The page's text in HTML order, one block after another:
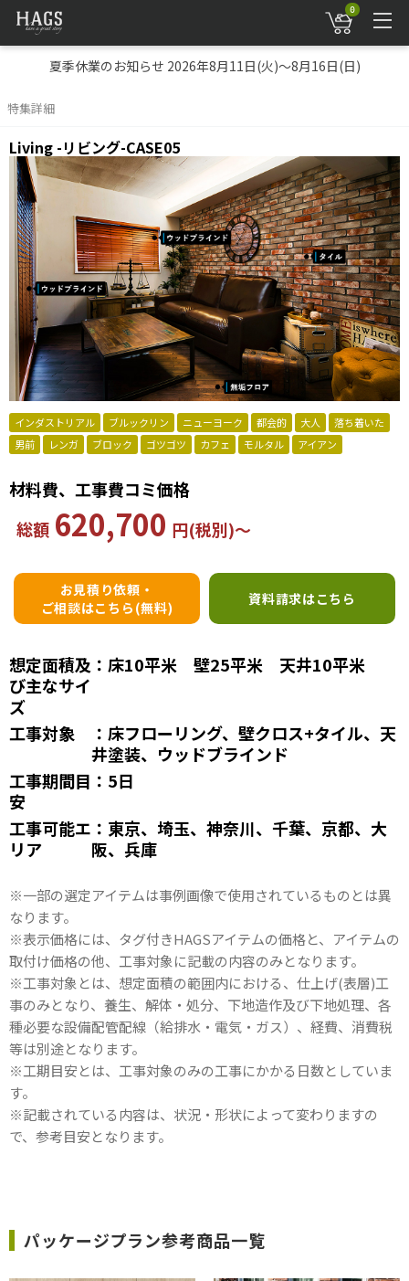
0
夏季休業のお知らせ 2026年8月11日(火)～8月16日(日)
特集詳細
Living -リビング-CASE05
インダストリアル ブルックリン ニューヨーク 都会的 大人
落ち着いた
男前
レンガ ブロック ゴツゴツ カフェ モルタル アイアン
材料費、工事費コミ価格
総額 620,700 円(税別)～
お見積り依頼・
ご相談はこちら(無料)
資料請求はこちら
想定面積及
び主なサイ
ズ
：床10平米 壁25平米 天井10平米
工事対象
：床フローリング、壁クロス+タイル、天
井塗装、ウッドブラインド
工事期間目
安
：5日
工事可能エ
リア
：東京、埼玉、神奈川、千葉、京都、大
阪、兵庫
※一部の選定アイテムは事例画像で使用されているものとは異
なります。
※表示価格には、タグ付きHAGSアイテムの価格と、アイテムの
取付け価格の他、工事対象に記載の内容のみとなります。
※工事対象とは、想定面積の範囲内における、仕上げ(表層)工
事のみとなり、養生、解体・処分、下地造作及び下地処理、各
種必要な設備配管配線（給排水・電気・ガス）、経費、消費税
等は別途となります。
※工期目安とは、工事対象のみの工事にかかる日数としていま
す。
※記載されている内容は、状況・形状によって変わりますの
で、参考目安となります。
パッケージプラン参考商品一覧